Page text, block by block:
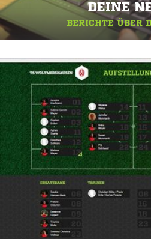
DEINE
BERICHTE ÜBER